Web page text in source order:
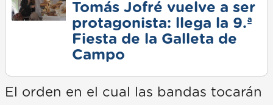
Tomás Jofré vuelve a ser
protagonista: llega la 9.ª
Fiesta de la Galleta de
Campo
El orden en el cual las bandas tocarán